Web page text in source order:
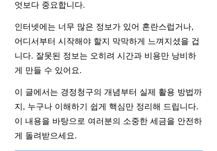
엇보다 중요합니다.
인터넷에는 너무 많은 정보가 있어 혼란스럽거나,
어디서부터 시작해야 할지 막막하게 느껴지셨을 겁
니다. 잘못된 정보는 오히려 시간과 비용만 낭비하
게 만들 수 있어요.
이 글에서는 경정청구의 개념부터 실제 활용 방법까
지, 누구나 이해하기 쉽게 핵심만 정리해 드립니다.
이 내용을 바탕으로 여러분의 소중한 세금을 안전하
게 돌려받으세요.